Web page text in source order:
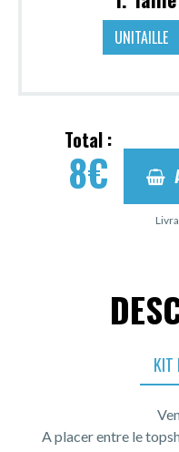
UNITAILLE
Total :
8€
KIT
A placer entre le